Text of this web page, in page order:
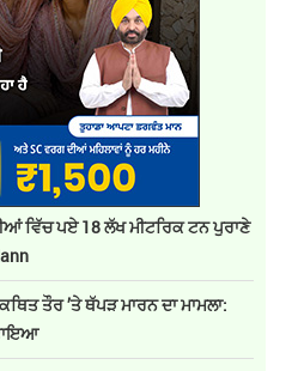
ਵਿੱਚ ਪਏ 18 ਲੱਖ ਮੀਟਰਿਕ ਟਨ ਪੁਰਾਣੇ
ਤੌਰ ’ਤੇ ਥੱਪੜ ਮਾਰਨ ਦਾ ਮਾਮਲਾ: